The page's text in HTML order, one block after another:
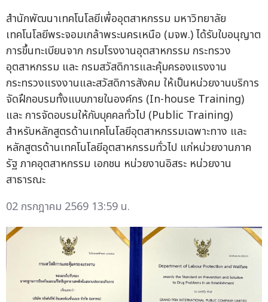
สำนักพัฒนาเทคโนโลยีเพื่ออุตสาหกรรม มหาวิทยาลัย
เทคโนโลยีพระจอมเกล้าพระนครเหนือ (มจพ.) ได้รับใบอนุญาต
การขึ้นทะเบียนจาก กรมโรงงานอุตสาหกรรม กระทรวง
อุตสาหกรรม และ กรมสวัสดิการและคุ้มครองแรงงาน
กระทรวงแรงงานและสวัสดิการสังคม ให้เป็นหน่วยงานบริการ
จัดฝึกอบรมทั้งแบบภายในองค์กร (In-house Training)
และ การจัดอบรมให้กับบุคคลทั่วไป (Public Training)
สำหรับหลักสูตรด้านเทคโนโลยีอุตสาหกรรมเฉพาะทาง และ
หลักสูตรด้านเทคโนโลยีอุตสาหกรรมทั่วไป แก่หน่วยงานภาค
รัฐ ภาคอุตสาหกรรม เอกชน หน่วยงานอิสระ หน่วยงาน
สาธารณะ
02 กรกฎาคม 2569 13:59 น.